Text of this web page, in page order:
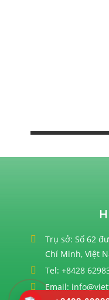
Trụ sở: Số 62
Chí Minh, Việt
Tel: +8428
Email: